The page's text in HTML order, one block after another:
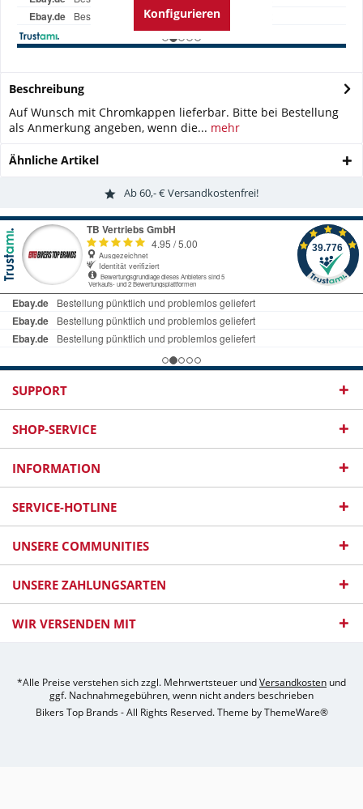
Beschreibung
Auf Wunsch mit Chromkappen lieferbar. Bitte bei Bestellung
als Anmerkung angeben, wenn die... mehr
Ähnliche Artikel
Ab 60,- € Versandkostenfrei!
SUPPORT
SHOP-SERVICE
INFORMATION
SERVICE-HOTLINE
UNSERE COMMUNITIES
UNSERE ZAHLUNGSARTEN
WIR VERSENDEN MIT
*Alle Preise verstehen sich zzgl. Mehrwertsteuer undVersandkosten und
ggf. Nachnahmegebühren, wenn nicht anders beschrieben
Bikers Top Brands - All Rights Reserved. Theme byThemeWare®
Konfigurieren